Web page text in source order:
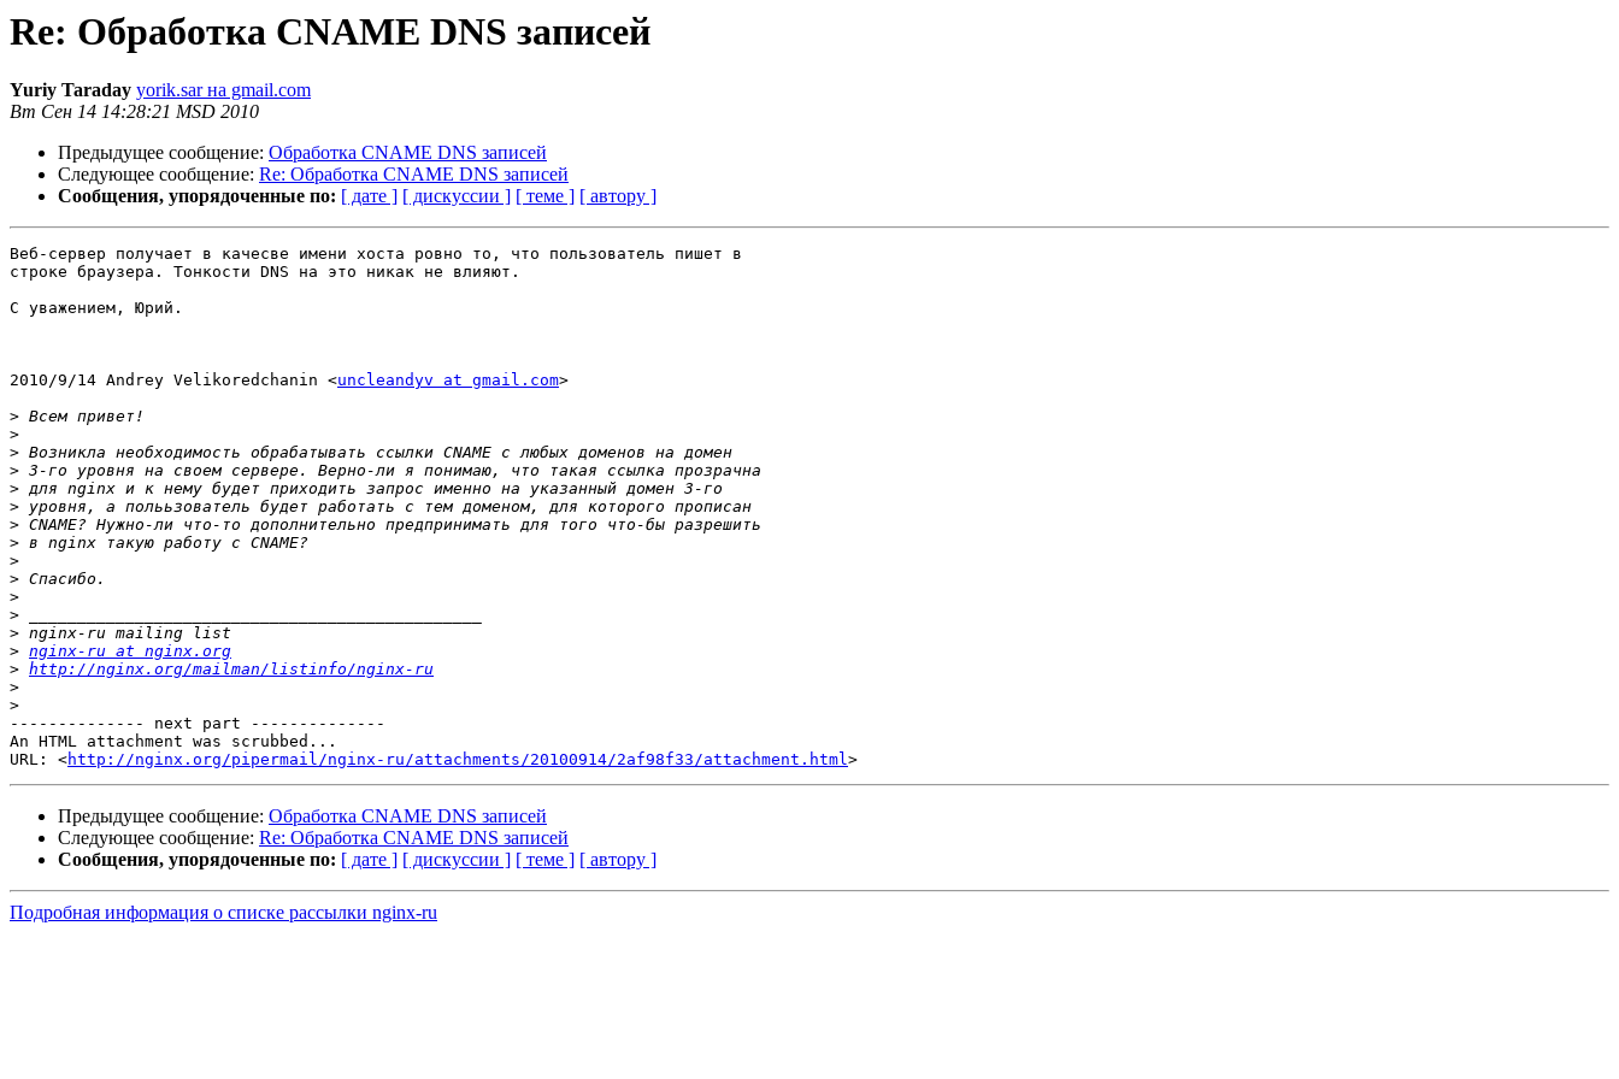
Re: Обработка CNAME DNS записей
Yuriy Taraday yorik.sar на gmail.com
Вт Сен 14 14:28:21 MSD 2010
Предыдущее сообщение: Обработка CNAME DNS записей
Следующее сообщение: Re: Обработка CNAME DNS записей
Сообщения, упорядоченные по: [ дате ] [ дискуссии ] [ теме ] [ автору ]
Веб-сервер получает в качесве имени хоста ровно то, что пользователь пишет в
строке браузера. Тонкости DNS на это никак не влияют.
С уважением, Юрий.
2010/9/14 Andrey Velikoredchanin <uncleandyv at gmail.com>
>
>
>
>
>
>
>
>
>
>
>
>
>
> nginx-ru at nginx.org
> http://nginx.org/mailman/listinfo/nginx-ru
>
>
-------------- next part --------------
An HTML attachment was scrubbed...
URL: <http://nginx.org/pipermail/nginx-ru/attachments/20100914/2af98f33/attachment.html
Предыдущее сообщение: Обработка CNAME DNS записей
Следующее сообщение: Re: Обработка CNAME DNS записей
Сообщения, упорядоченные по: [ дате ] [ дискуссии ] [ теме ] [ автору ]
Подробная информация о списке рассылки nginx-ru